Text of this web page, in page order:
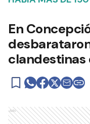
En
clandestinas
Ads